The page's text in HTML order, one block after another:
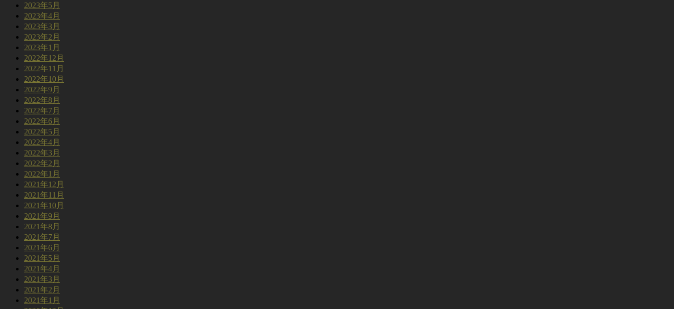
2023年5月
2023年4月
2023年3月
2023年2月
2023年1月
2022年12月
2022年11月
2022年10月
2022年9月
2022年8月
2022年7月
2022年6月
2022年5月
2022年4月
2022年3月
2022年2月
2022年1月
2021年12月
2021年11月
2021年10月
2021年9月
2021年8月
2021年7月
2021年6月
2021年5月
2021年4月
2021年3月
2021年2月
2021年1月